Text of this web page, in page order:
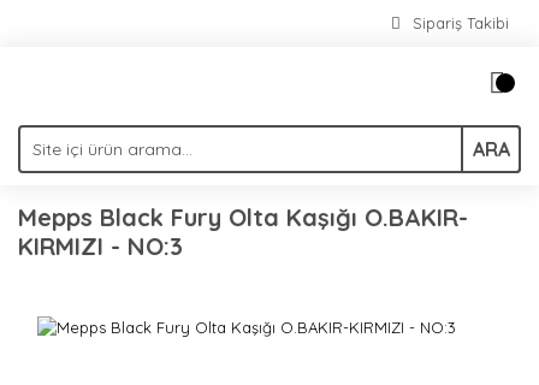
Sipariş Takibi
ARA
Mepps Black Fury Olta Kaşığı O.BAKIR-
KIRMIZI - NO:3